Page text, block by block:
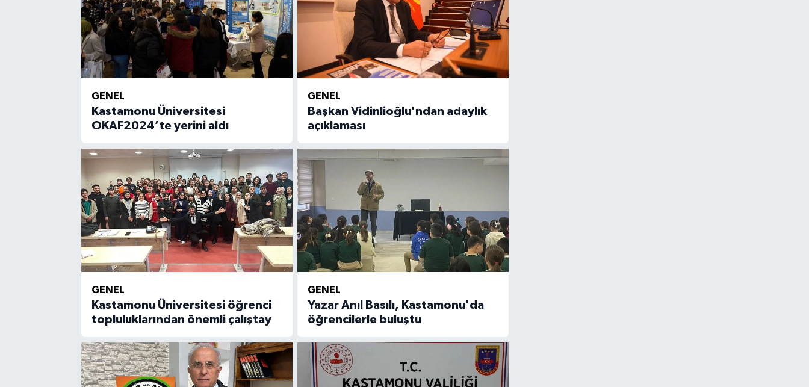
GENEL
Kastamonu Üniversitesi
OKAF2024’te yerini aldı
GENEL
Başkan Vidinlioğlu'ndan adaylık
açıklaması
GENEL
Kastamonu Üniversitesi öğrenci
topluluklarından önemli çalıştay
GENEL
Yazar Anıl Basılı, Kastamonu'da
öğrencilerle buluştu